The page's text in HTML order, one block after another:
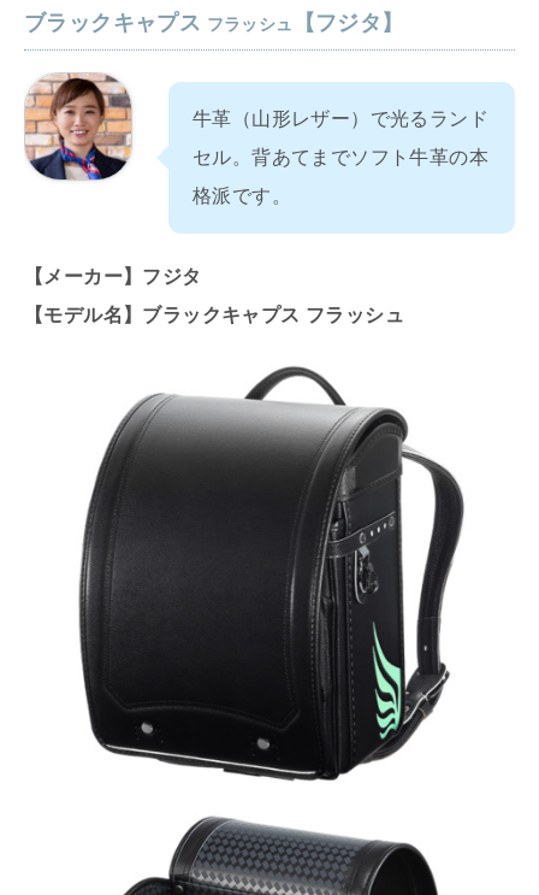
ブラックキャプス フラッシュ 【フジタ】
牛革（山形レザー）で光るランド
セル。背あてまでソフト牛革の本
格派です。
【メーカー】フジタ
【モデル名】ブラックキャプス フラッシュ